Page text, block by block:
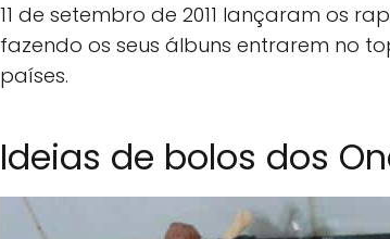
11 de setembro de 2011 lançaram os
fazendo os seus álbuns entrarem no
países.
Ideias de bolos dos